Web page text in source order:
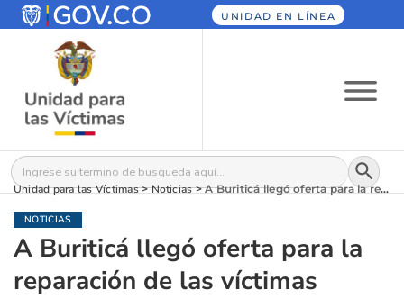
UNIDAD EN LÍNEA
Buscar: Botón
Unidad para las Víctimas>Noticias>A Buriticá llegó oferta para la reparación de las víctimas
NOTICIAS
A Buriticá llegó oferta para la
reparación de las víctimas